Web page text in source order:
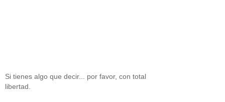
Si tienes algo que decir... por favor, con total
libertad.